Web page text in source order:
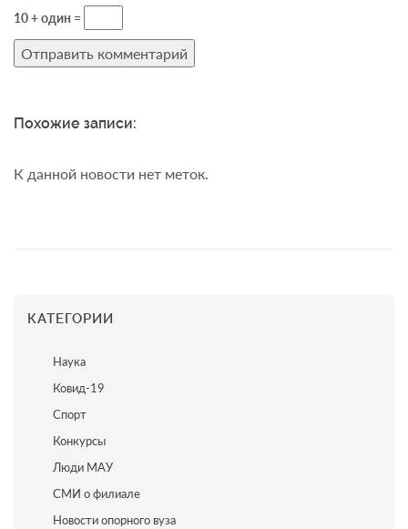
10 + один =
Похожие записи:
К данной новости нет меток.
КАТЕГОРИИ
Наука
Ковид-19
Спорт
Конкурсы
Люди МАУ
СМИ о филиале
Новости опорного вуза